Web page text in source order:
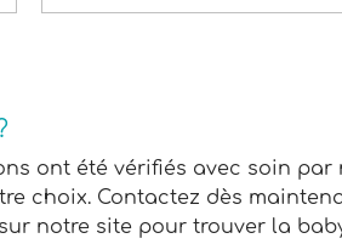
ont été vérifiés avec soin par
choix. Contactez dès
notre site pour trouver la